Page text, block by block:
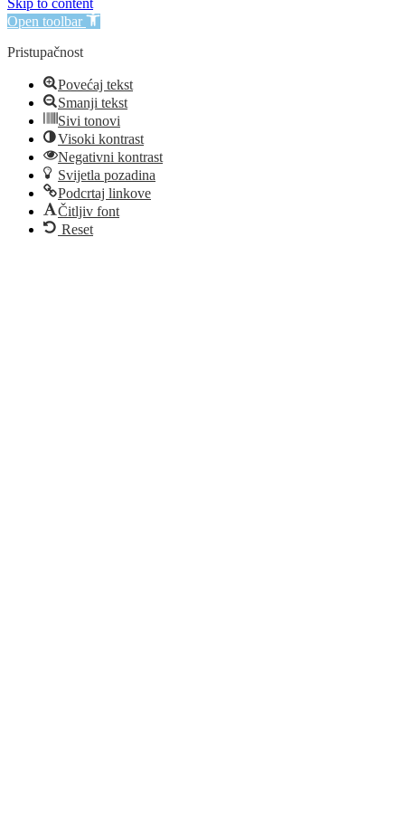
Skip to content
Open toolbar
Pristupačnost
Povećaj tekst
Smanji tekst
Sivi tonovi
Visoki kontrast
Negativni kontrast
Svijetla pozadina
Podcrtaj linkove
Čitljiv font
Reset